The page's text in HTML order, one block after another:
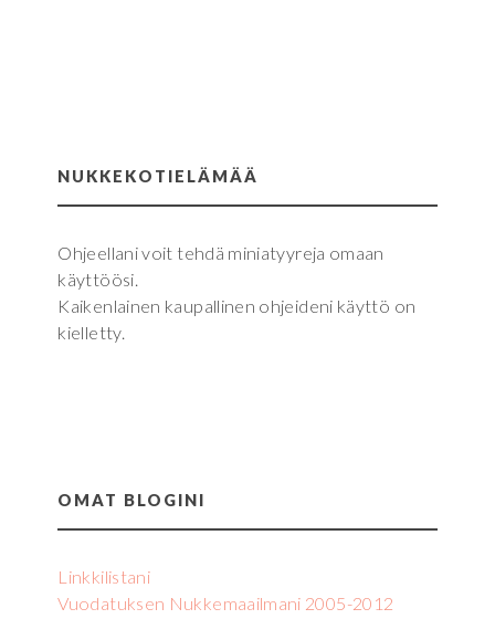
NUKKEKOTIELÄMÄÄ
Ohjeellani voit tehdä miniatyyreja omaan
käyttöösi.
Kaikenlainen kaupallinen ohjeideni käyttö on
kielletty.
OMAT BLOGINI
Linkkilistani
Vuodatuksen Nukkemaailmani 2005-2012